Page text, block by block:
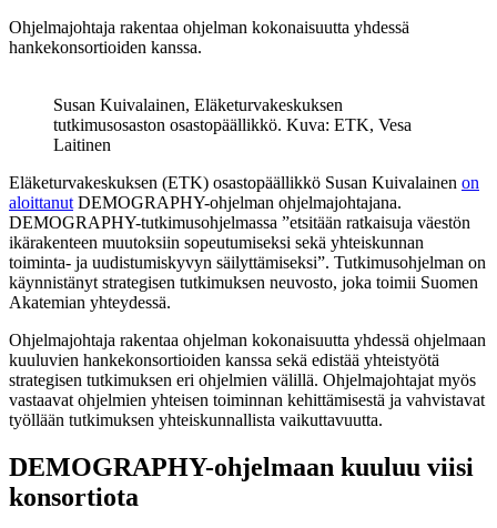
Ohjelmajohtaja rakentaa ohjelman kokonaisuutta yhdessä
hankekonsortioiden kanssa.
Susan Kuivalainen, Eläketurvakeskuksen
tutkimusosaston osastopäällikkö. Kuva: ETK, Vesa
Laitinen
Eläketurvakeskuksen (ETK) osastopäällikkö Susan Kuivalainen on
aloittanut DEMOGRAPHY-ohjelman ohjelmajohtajana.
DEMOGRAPHY-tutkimusohjelmassa ”etsitään ratkaisuja väestön
ikärakenteen muutoksiin sopeutumiseksi sekä yhteiskunnan
toiminta- ja uudistumiskyvyn säilyttämiseksi”. Tutkimusohjelman on
käynnistänyt strategisen tutkimuksen neuvosto, joka toimii Suomen
Akatemian yhteydessä.
Ohjelmajohtaja rakentaa ohjelman kokonaisuutta yhdessä ohjelmaan
kuuluvien hankekonsortioiden kanssa sekä edistää yhteistyötä
strategisen tutkimuksen eri ohjelmien välillä. Ohjelmajohtajat myös
vastaavat ohjelmien yhteisen toiminnan kehittämisestä ja vahvistavat
työllään tutkimuksen yhteiskunnallista vaikuttavuutta.
DEMOGRAPHY-ohjelmaan kuuluu viisi
konsortiota